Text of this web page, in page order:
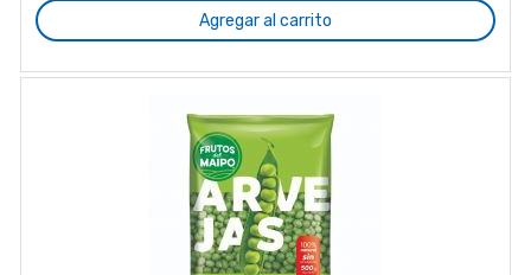
Agregar al carrito